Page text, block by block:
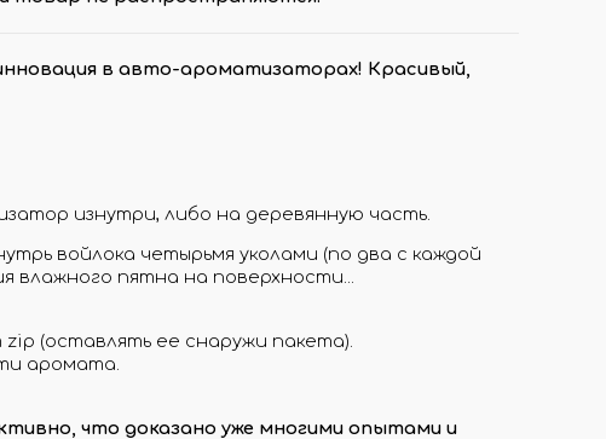
в авто-ароматизаторах! Красивый,
изнутри, либо на деревянную часть.
войлока четырьмя уколами (по два с каждой
влажного пятна на поверхности...
(оставлять ее снаружи пакета).
аромата.
что доказано уже многими опытами и